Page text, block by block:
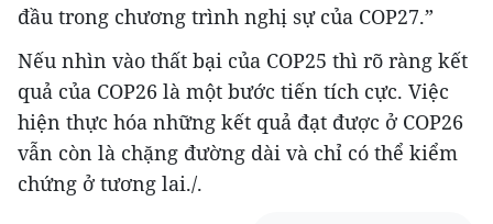
đầu trong chương trình nghị sự của COP27.”
Nếu nhìn vào thất bại của COP25 thì rõ ràng kết
quả của COP26 là một bước tiến tích cực. Việc
hiện thực hóa những kết quả đạt được ở COP26
vẫn còn là chặng đường dài và chỉ có thể kiểm
chứng ở tương lai./.